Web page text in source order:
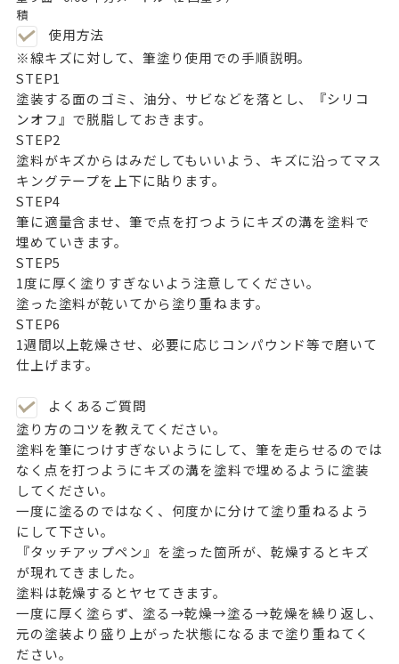
積
使用方法
※線キズに対して、筆塗り使用での手順説明。
STEP1
塗装する面のゴミ、油分、サビなどを落とし、
『シリコ
ンオフ』 で脱脂しておきます。
STEP2
塗料がキズからはみだしてもいいよう、キズに沿ってマス
キングテープを上下に貼ります。
STEP4
筆に適量含ませ、筆で点を打つようにキズの溝を塗料で
埋めていきます。
STEP5
1度に厚く塗りすぎないよう注意してください。
塗った塗料が乾いてから塗り重ねます。
STEP6
1週間以上乾燥させ、必要に応じコンパウンド等で磨いて
仕上げます。
よくあるご質問
塗り方のコツを教えてください。
塗料を筆につけすぎないようにして、筆を走らせるのでは
なく点を打つようにキズの溝を塗料で埋めるように塗装
してください。
一度に塗るのではなく、何度かに分けて塗り重ねるよう
にして下さい。
『タッチアップペン』を塗った箇所が、乾燥するとキズ
が現れてきました。
塗料は乾燥するとヤセてきます。
一度に厚く塗らず、塗る→乾燥→塗る→乾燥を繰り返し、
元の塗装より盛り上がった状態になるまで塗り重ねてく
ださい。